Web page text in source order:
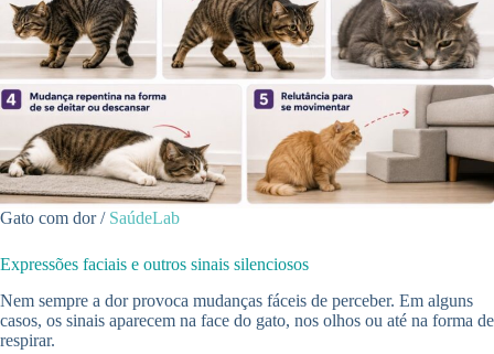
Gato com dor / SaúdeLab
Expressões faciais e outros sinais silenciosos
Nem sempre a dor provoca mudanças fáceis de perceber. Em alguns
casos, os sinais aparecem na face do gato, nos olhos ou até na forma de
respirar.